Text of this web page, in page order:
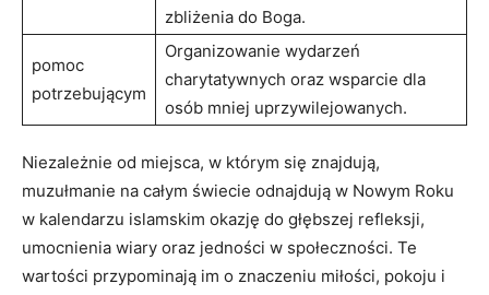
zbliżenia do Boga.
pomoc
potrzebującym
Organizowanie wydarzeń
charytatywnych oraz wsparcie dla
osób mniej uprzywilejowanych.
Niezależnie od miejsca, w którym się znajdują,
muzułmanie na całym świecie odnajdują w Nowym Roku
w kalendarzu islamskim okazję do głębszej refleksji,
umocnienia wiary oraz jedności w społeczności. Te
wartości przypominają im o znaczeniu miłości, pokoju i